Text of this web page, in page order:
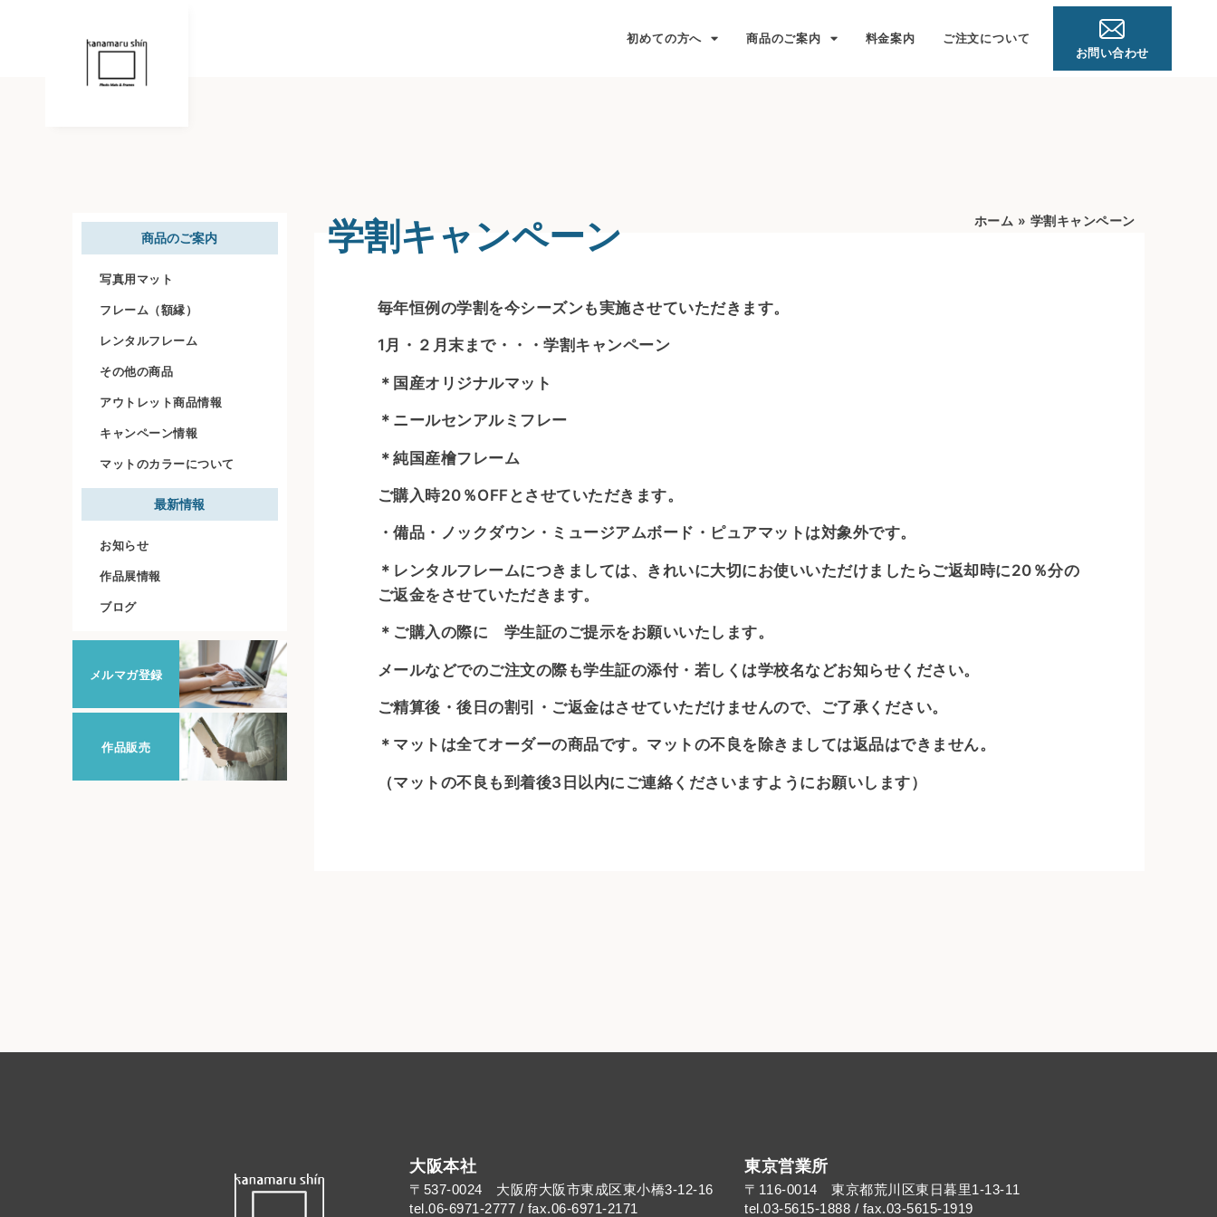
初めての方へ 商品のご案内 料金案内
ご注文について
お問い合わせ
商品のご案内
写真用マット
フレーム（額縁）
レンタルフレーム
その他の商品
アウトレット商品情報
キャンペーン情報
マットのカラーについて
最新情報
お知らせ
作品展情報
ブログ
メルマガ登録
作品販売
学割キャンペーン ホーム » 学割キャンペーン
毎年恒例の学割を今シーズンも実施させていただきます。
1月・２月末まで・・・学割キャンペーン
＊国産オリジナルマット
＊ニールセンアルミフレー
＊純国産檜フレーム
ご購入時20％OFFとさせていただきます。
・備品・ノックダウン・ミュージアムボード・ピュアマットは対象外です。
＊レンタルフレームにつきましては、きれいに大切にお使いいただけましたらご返却時に20％分の
ご返金をさせていただきます。
＊ご購入の際に 学生証のご提示をお願いいたします。
メールなどでのご注文の際も学生証の添付・若しくは学校名などお知らせください。
ご精算後・後日の割引・ご返金はさせていただけませんので、ご了承ください。
＊マットは全てオーダーの商品です。マットの不良を除きましては返品はできません。
（マットの不良も到着後3日以内にご連絡くださいますようにお願いします）
大阪本社
〒537-0024 大阪府大阪市東成区東小橋3-12-16
tel.06-6971-2777 / fax.06-6971-2171
東京営業所
〒116-0014 東京都荒川区東日暮里1-13-11
tel.03-5615-1888 / fax.03-5615-1919